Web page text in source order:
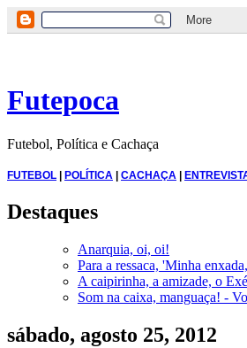
Futepoca
Futebol, Política e Cachaça
FUTEBOL | POLÍTICA | CACHAÇA |
Destaques
Anarquia, oi, oi!
Para a ressaca, 'Minha
A caipirinha, a amizade, o
Som na caixa, manguaça! -
sábado, agosto 25, 2012